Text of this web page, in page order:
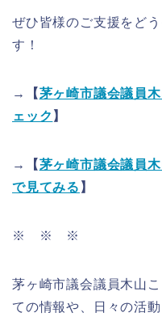
ぜひ皆様のご支援をど
す！
→【茅ヶ崎市議会議員
ェック 】
→【茅ヶ崎市議会議員
で見てみる 】
※ ※ ※
茅ヶ崎市議会議員木山
ての情報や、日々の活